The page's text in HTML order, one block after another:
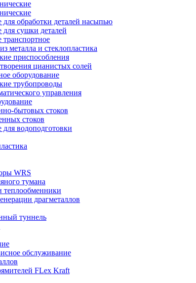
для обработки деталей насыпью
сушки деталей
металла и стеклопластика
приспособления
цианистых солей
оборудование
трубопроводы
управления
бытовых стоков
стоков
водоподготовки
WRS
тумана
теплообменники
драгметаллов
туннель
обслуживание
FLex Kraft